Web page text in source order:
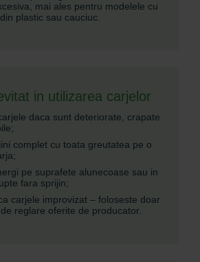
mai ales pentru modelele cu
plastic sau cauciuc.
in utilizarea carjelor
daca sunt deteriorate, crapate
complet cu toata greutatea pe o
pe suprafete alunecoase sau in
fara sprijin;
carjele improvizat – foloseste doar
reglare oferite de producator.